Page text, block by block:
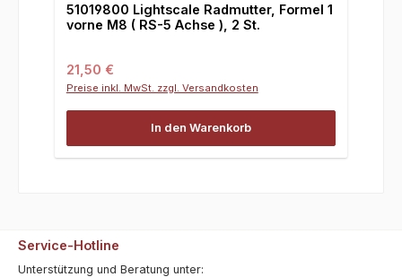
51019800 Lightscale Radmutter, Formel 1
vorne M8 ( RS-5 Achse ), 2 St.
Regulärer Preis:
21,50 €
Preise inkl. MwSt. zzgl. Versandkosten
In den Warenkorb
Service-Hotline
Unterstützung und Beratung unter: